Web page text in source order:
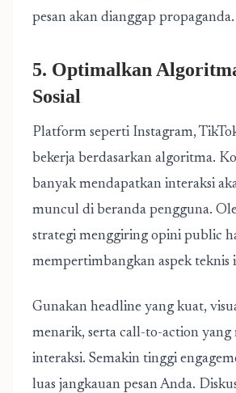
pesan akan dianggap propaganda.
5. Optimalkan
Sosial
Platform seperti Instagram,
bekerja berdasarkan algoritma.
banyak mendapatkan interaksi
muncul di beranda pengguna.
strategi menggiring opini public
mempertimbangkan aspek teknis
Gunakan headline yang kuat,
menarik, serta call-to-action
interaksi. Semakin tinggi
luas jangkauan pesan Anda.